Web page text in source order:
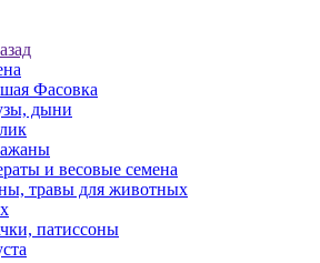
Фасовка
дыни
и весовые семена
травы для животных
патиссоны